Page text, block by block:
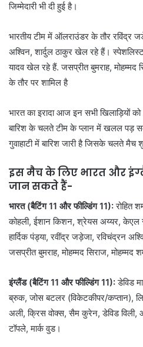
जिम्मेदारी भी दी हुई है।
भारतीय टीम में ऑलराउंडर के तौर रविंद्र
अश्विन, शार्दुल ठाकुर खेल रहे हैं।
यादव खेल रहे हैं. जसप्रीत बुमराह, मोहम्मद
के तौर पर शामिल है
भारत का इरादा आज इन सभी खिलाड़ियों
बारिश के चलते टीम के प्लान में खलल पड़
गुवाहाटी में बारिश जारी है जिसके चलते मैच
इस मैच के लिए भारत और
जान सकते हैं-
भारत (बैटिंग 11 और फील्डिंग 11):रोहित
कोहली, ईशान किशन, श्रेयस अय्यर, केएल
हार्दिक पंड्या, रवींद्र जड़ेजा, रविचंद्रन
जसप्रीत बुमराह, मोहम्मद सिराज, मोहम्मद
इंग्लैंड (बैटिंग 11 और फील्डिंग 11):डेविड
ब्रुक, जोस बटलर (विकेटकीपर/कप्तान),
अली, क्रिस वोक्स, सैम कुरेन, डेविड
टॉपले, मार्क वुड।